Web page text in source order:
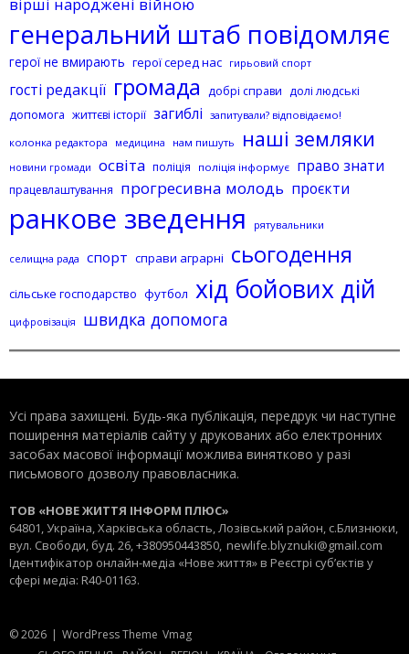
вірші народжені війною
генеральний штаб повідомляє
герої не вмирають герої серед нас гирьовий спорт
гості редакції громада добрі справи долі людські
допомога життєві історії загиблі запитували? відповідаємо!
колонка редактора
медицина нам пишуть наші земляки
новини громади освіта поліція поліція інформує право знати
працевлаштування прогресивна молодь проєкти
ранкове зведення рятувальники
селищна рада спорт справи аграрні сьогодення
сільське господарство футбол хід бойових дій
цифровізація швидка допомога
Усі права захищені. Будь-яка публiкацiя, передрук чи наступне
поширення матеріалів сайту у друкованих або електронних
засобах масової інформації можлива винятково у разі
письмового дозволу правовласника.
ТОВ «НОВЕ ЖИТТЯ ІНФОРМ ПЛЮС»
64801, Україна, Харківська область, Лозівський район, с.Близнюки,
вул. Свободи, буд. 26, +380950443850, newlife.blyznuki@gmail.com
Ідентифікатор онлайн-медіа «Нове життя» в Реєстрі суб’єктів у
сфері медіа: R40-01163.
© 2026 | WordPress Theme Vmag